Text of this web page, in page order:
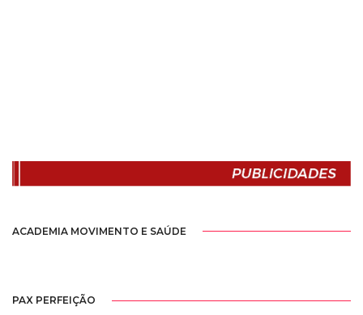
ACADEMIA MOVIMENTO E SAÚDE
PAX PERFEIÇÃO